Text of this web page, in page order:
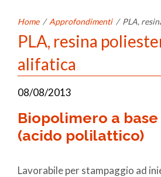
Home / Approfondimenti / PLA,
PLA, resina
alifatica
08/08/2013
Biopolimero a base
(acido polilattico)
Lavorabile per stampaggio ad